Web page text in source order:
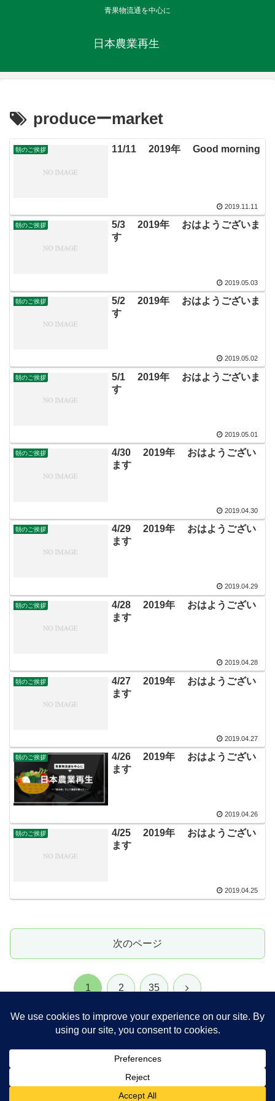
青果物流通を中心に
日本農業再生
produceーmarket
朝のご挨拶 11/11 2019年 Good morning
2019.11.11
朝のご挨拶
5/3 2019年 おはようございま
す
2019.05.03
朝のご挨拶
5/2 2019年 おはようございま
す
2019.05.02
朝のご挨拶
5/1 2019年 おはようございま
す
2019.05.01
朝のご挨拶
4/30 2019年 おはようござい
ます
2019.04.30
朝のご挨拶
4/29 2019年 おはようござい
ます
2019.04.29
朝のご挨拶
4/28 2019年 おはようござい
ます
2019.04.28
朝のご挨拶
4/27 2019年 おはようござい
ます
2019.04.27
朝のご挨拶
4/26 2019年 おはようござい
ます
2019.04.26
朝のご挨拶
4/25 2019年 おはようござい
ます
2019.04.25
次のページ
1 2 35 次
へ
日本農業再生